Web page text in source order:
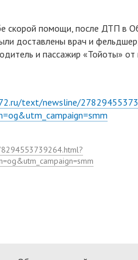
скорой помощи, после ДТП в
доставлены врач и
и пассажир «Тойоты» от
text/newsline/